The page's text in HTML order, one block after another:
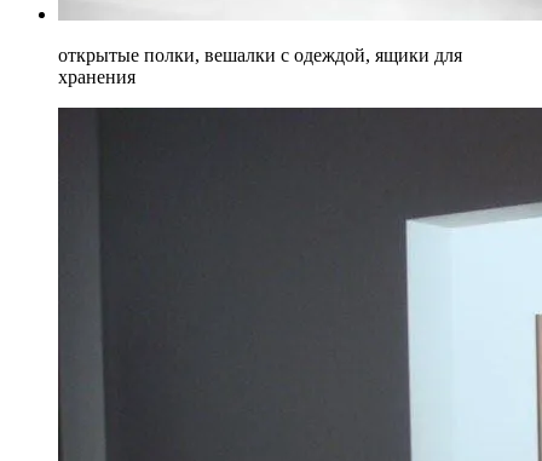
открытые полки, вешалки с одеждой, ящики для
хранения